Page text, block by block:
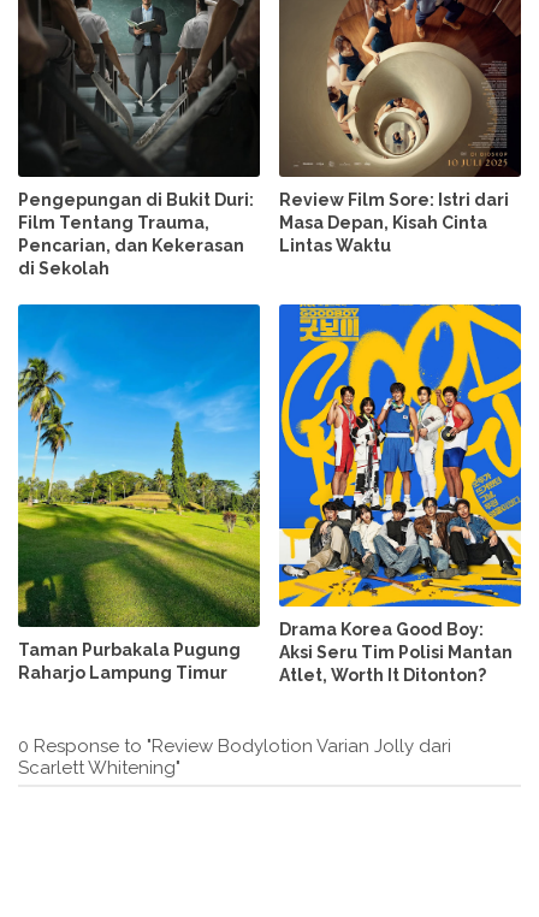
Pengepungan di Bukit Duri:
Film Tentang Trauma,
Pencarian, dan Kekerasan
di Sekolah
Review Film Sore: Istri dari
Masa Depan, Kisah Cinta
Lintas Waktu
Taman Purbakala Pugung
Raharjo Lampung Timur
Drama Korea Good Boy:
Aksi Seru Tim Polisi Mantan
Atlet, Worth It Ditonton?
0 Response to "Review Bodylotion Varian Jolly dari
Scarlett Whitening"